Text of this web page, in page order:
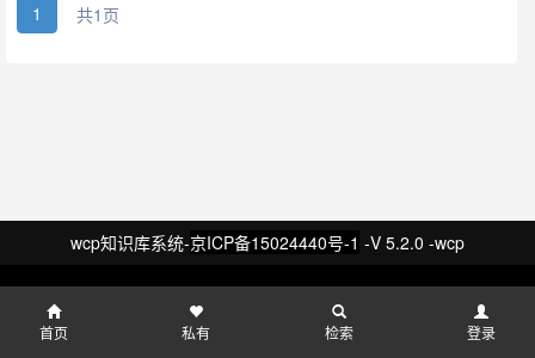
1 共1页
wcp知识库系统-京ICP备15024440号-1 -V 5.2.0 -wcp
首页 私有 检索 登录